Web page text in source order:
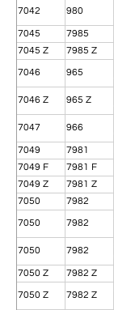
7042 980
7045
7985
7045 Z
7985 Z
7046 965
7046 Z 965 Z
7047 966
7049
7981
7049 F
7981 F
7049 Z
7981 Z
7050
7982
7050 7982
7050 7982
7050 Z
7982 Z
7050 Z 7982 Z